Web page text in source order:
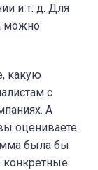
и т. д. Для
можно
какую
с
А
оцениваете
была бы
конкретные